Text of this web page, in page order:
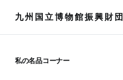
九州国立博物館振興財団
私の名品コーナー